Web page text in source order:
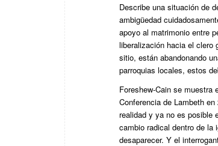
Describe una situación de
ambigüedad
apoyo al matrimonio entre
liberalización hacia el clero
sitio, están abandonando
parroquias locales, estos
Foreshew-Cain se
Conferencia de Lambeth
realidad y ya no es posible
cambio radical dentro de la
desaparecer. Y el